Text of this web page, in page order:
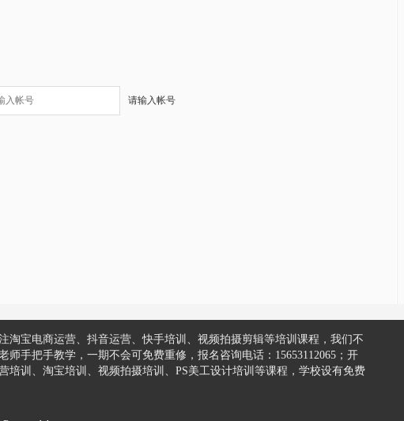
请输入帐号
淘宝电商运营、抖音运营、快手培训、视频拍摄剪辑等培训课程，我们不
手把手教学，一期不会可免费重修，报名咨询电话：15653112065；开
培训、淘宝培训、视频拍摄培训、PS美工设计培训等课程，学校设有免费